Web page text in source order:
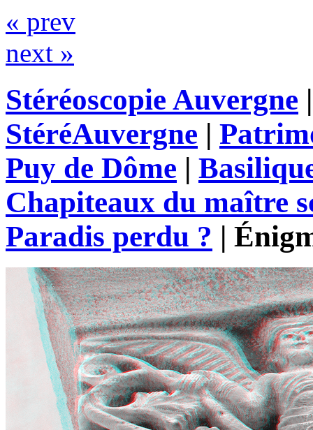
« prev
next »
Stéréoscopie Auvergne
StéréAuvergne |
Puy de Dôme |
Chapiteaux du maître
Paradis perdu ? |